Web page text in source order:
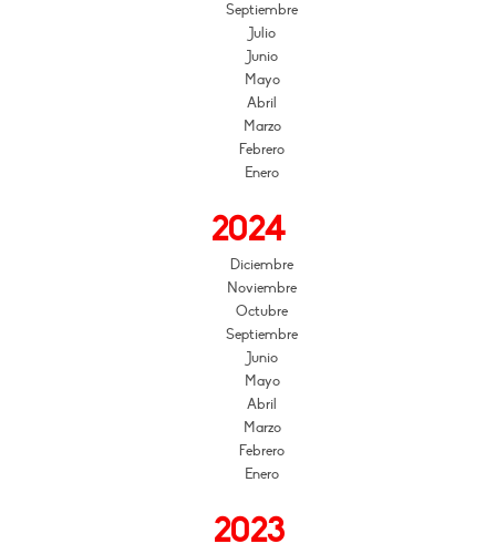
Septiembre
Julio
Junio
Mayo
Abril
Marzo
Febrero
Enero
2024
Diciembre
Noviembre
Octubre
Septiembre
Junio
Mayo
Abril
Marzo
Febrero
Enero
2023